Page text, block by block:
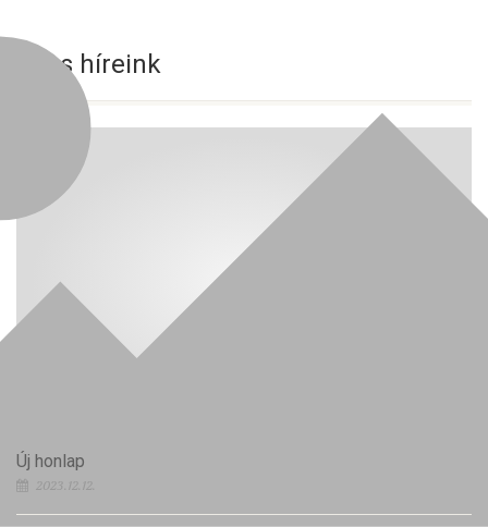
Friss híreink
Új honlap
2023.12.12.